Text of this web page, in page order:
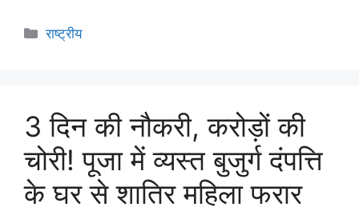
राष्ट्रीय
3 दिन की नौकरी, करोड़ों की
चोरी! पूजा में व्यस्त बुजुर्ग दंपत्ति
के घर से शातिर महिला फरार